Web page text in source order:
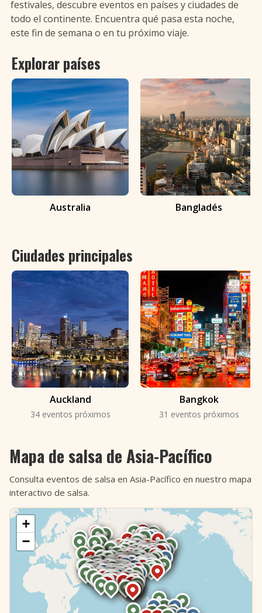
+ Añadir evento
BAILE DE SALSA EN ASIA-
PACÍFICO
Buscar eventos de salsa
BUSCAR
festivales, descubre eventos en países y ciudades de
todo el continente. Encuentra qué pasa esta noche,
este fin de semana o en tu próximo viaje.
Explorar países
Australia Bangladés
Ciudades principales
Auckland
34 eventos próximos
Bangkok
31 eventos próximos
Mapa de salsa de Asia-Pacífico
Consulta eventos de salsa en Asia-Pacífico en nuestro mapa
interactivo de salsa.
+
−